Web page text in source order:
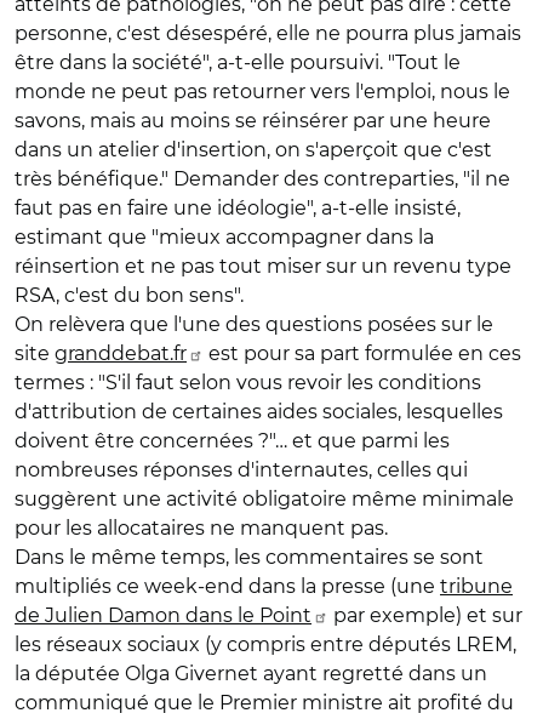
personne, c'est désespéré, elle ne pourra plus jamais
être dans la société", a-t-elle poursuivi. "Tout le
monde ne peut pas retourner vers l'emploi, nous le
savons, mais au moins se réinsérer par une heure
dans un atelier d'insertion, on s'aperçoit que c'est
très bénéfique." Demander des contreparties, "il ne
faut pas en faire une idéologie", a-t-elle insisté,
estimant que "mieux accompagner dans la
réinsertion et ne pas tout miser sur un revenu type
RSA, c'est du bon sens".
On relèvera que l'une des questions posées sur le
site granddebat.fr
est pour sa part formulée en ces
termes : "S'il faut selon vous revoir les conditions
d'attribution de certaines aides sociales, lesquelles
doivent être concernées ?"… et que parmi les
nombreuses réponses d'internautes, celles qui
suggèrent une activité obligatoire même minimale
pour les allocataires ne manquent pas.
Dans le même temps, les commentaires se sont
multipliés ce week-end dans la presse (une tribune
de Julien Damon dans le Point
par exemple) et sur
les réseaux sociaux (y compris entre députés LREM,
la députée Olga Givernet ayant regretté dans un
communiqué que le Premier ministre ait profité du